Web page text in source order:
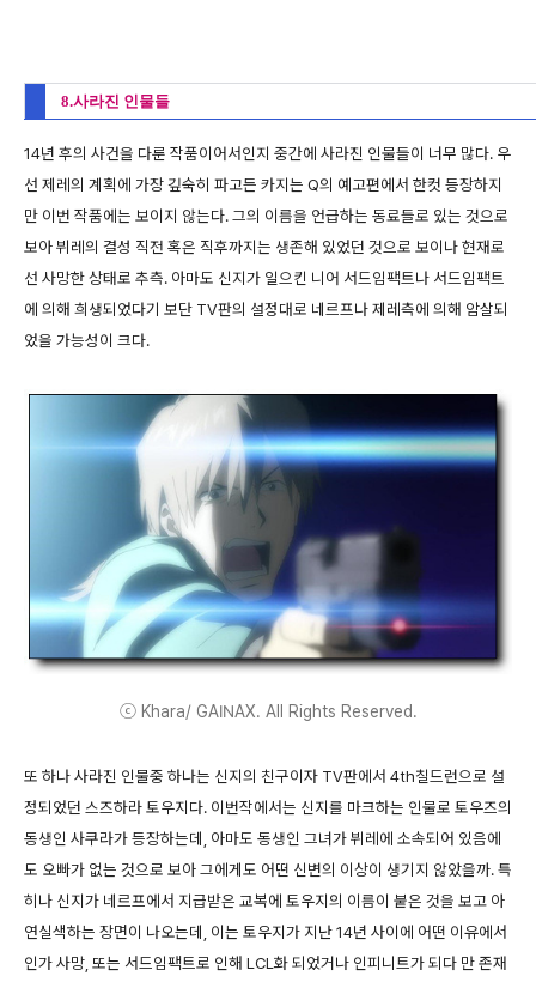
8.사라진 인물들
14년 후의 사건을 다룬 작품이어서인지 중간에 사라진 인물들이 너무 많다. 우
선 제레의 계획에 가장 깊숙히 파고든 카지는 Q의 예고편에서 한컷 등장하지
만 이번 작품에는 보이지 않는다. 그의 이름을 언급하는 동료들로 있는 것으로
보아 뷔레의 결성 직전 혹은 직후까지는 생존해 있었던 것으로 보이나 현재로
선 사망한 상태로 추측. 아마도 신지가 일으킨 니어 서드임팩트나 서드임팩트
에 의해 희생되었다기 보단 TV판의 설정대로 네르프나 제레측에 의해 암살되
었을 가능성이 크다.
ⓒ Khara/ GAINAX. All Rights Reserved.
또 하나 사라진 인물중 하나는 신지의 친구이자 TV판에서 4th칠드런으로 설
정되었던 스즈하라 토우지다. 이번작에서는 신지를 마크하는 인물로 토우즈의
동생인 사쿠라가 등장하는데, 아마도 동생인 그녀가 뷔레에 소속되어 있음에
도 오빠가 없는 것으로 보아 그에게도 어떤 신변의 이상이 생기지 않았을까. 특
히나 신지가 네르프에서 지급받은 교복에 토우지의 이름이 붙은 것을 보고 아
연실색하는 장면이 나오는데, 이는 토우지가 지난 14년 사이에 어떤 이유에서
인가 사망, 또는 서드임팩트로 인해 LCL화 되었거나 인피니트가 되다 만 존재